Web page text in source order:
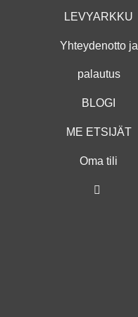
LEVYARKKU
Yhteydenotto ja
palautus
BLOGI
ME ETSIJÄT
Oma tili